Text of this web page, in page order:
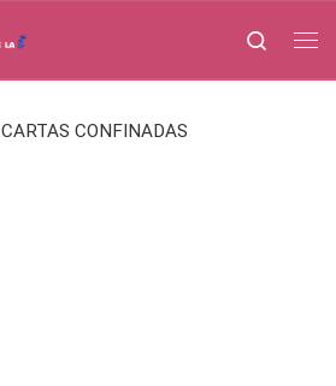
Search
CARTAS CONFINADAS